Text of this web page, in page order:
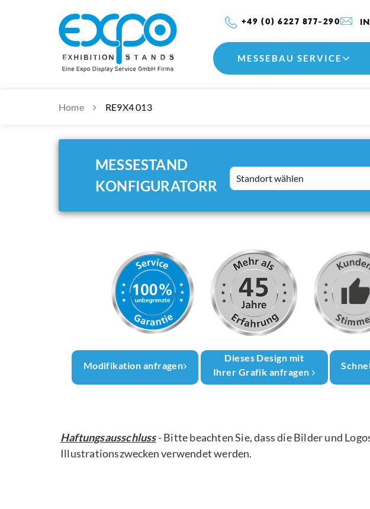
+49 (0) 6227 877-290
MESSEBAU SERVICE
Home RE9X4 013
MESSESTAND
KONFIGURATORR
Standort wählen
Modifikation anfragen
Dieses Design mit
Ihrer Grafik anfragen
Haftungsausschluss- Bitte beachten Sie, dass die Bilder und
Illustrationszwecken verwendet werden.